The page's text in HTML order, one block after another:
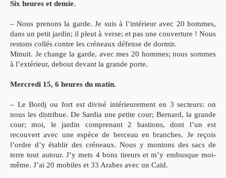
Six heures et demie.
– Nous prenons la garde. Je suis à l’intérieur avec 20 hommes,
dans un petit jardin; il pleut à verse; et pas une couverture ! Nous
restons collés contre les créneaux défense de dormir.
Minuit. Je change la garde, avec mes 20 hommes; nous sommes
à l’extérieur, debout devant la grande porte.
Mercredi 15, 6 heures du matin.
– Le Bordj ou fort est divisé intérieurement en 3 secteurs: on
nous les distribue. De Sardia une petite cour; Bernard, la grande
cour; moi, le jardin comprenant 2 bastions, dont l’un est
recouvert avec une espèce de berceau en branches. Je reçois
l’ordre d’y établir des créneaux. Nous y montons des sacs de
terre tout autour. J’y mets 4 bons tireurs et m’y embusque moi-
même. J’ai 20 mobiles et 33 Arabes avec un Caïd.